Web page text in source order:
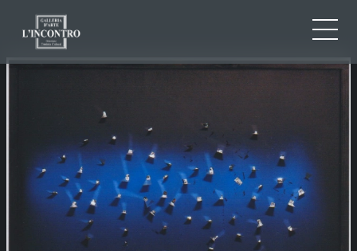
NEWS ED EVENTI
ARTISTI E OPERE
MOSTRE
CONTATTI